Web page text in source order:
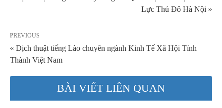
Lực Thủ Đô Hà Nội »
PREVIOUS
« Dịch thuật tiếng Lào chuyên ngành Kinh Tế Xã Hội Tỉnh
Thành Việt Nam
BÀI VIẾT LIÊN QUAN